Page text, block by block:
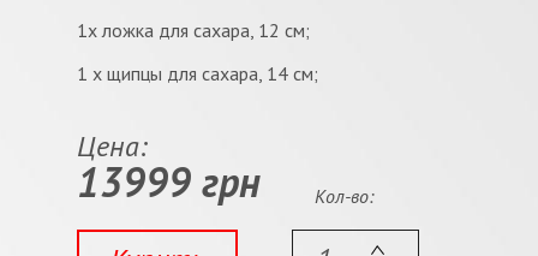
1x ложка для сахара, 12 см;
1 x щипцы для сахара, 14 см;
Цена:
13999 грн Кол-во: